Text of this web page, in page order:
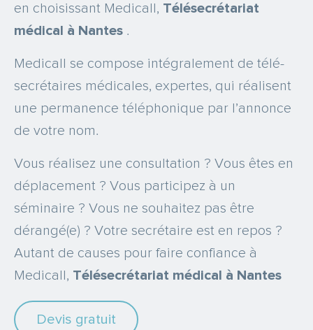
en choisissant Medicall, Télésecrétariat
médical à Nantes .
Medicall se compose intégralement de télé-
secrétaires médicales, expertes, qui réalisent
une permanence téléphonique par l’annonce
de votre nom.
Vous réalisez une consultation ? Vous êtes en
déplacement ? Vous participez à un
séminaire ? Vous ne souhaitez pas être
dérangé(e) ? Votre secrétaire est en repos ?
Autant de causes pour faire confiance à
Medicall, Télésecrétariat médical à Nantes
Devis gratuit